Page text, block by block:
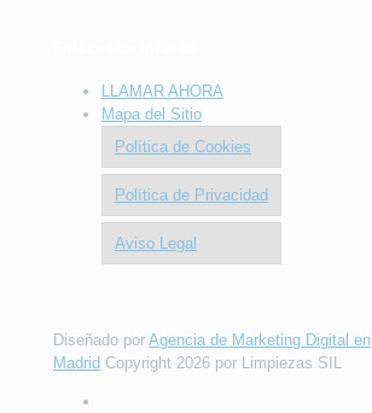
LLAMAR AHORA
Mapa del Sitio
Política de Cookies
Política de Privacidad
Aviso Legal
Diseñado por Agencia de Marketing Digital en
Madrid Copyright 2026 por Limpiezas SIL